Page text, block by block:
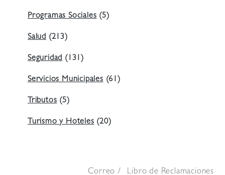
Programas Sociales(5)
Salud (213)
Seguridad(131)
Servicios Municipales(61)
Tributos(5)
Turismo y Hoteles(20)
Correo Libro de Reclamaciones